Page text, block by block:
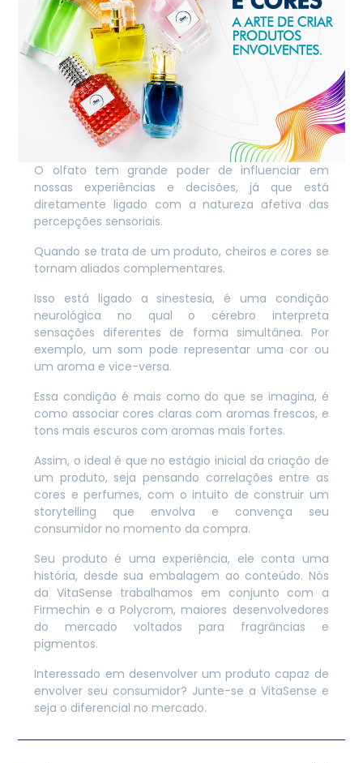
O olfato tem grande poder de influenciar em
nossas experiências e decisões, já que está
diretamente ligado com a natureza afetiva das
percepções sensoriais.
Quando se trata de um produto, cheiros e cores se
tornam aliados complementares.
Isso está ligado a sinestesia, é uma condição
neurológica no qual o cérebro interpreta
sensações diferentes de forma simultânea. Por
exemplo, um som pode representar uma cor ou
um aroma e vice-versa.
Essa condição é mais como do que se imagina, é
como associar cores claras com aromas frescos, e
tons mais escuros com aromas mais fortes.
Assim, o ideal é que no estágio inicial da criação de
um produto, seja pensando correlações entre as
cores e perfumes, com o intuito de construir um
storytelling que envolva e convença seu
consumidor no momento da compra.
Seu produto é uma experiência, ele conta uma
história, desde sua embalagem ao conteúdo. Nós
da VitaSense trabalhamos em conjunto com a
Firmechin e a Polycrom, maiores desenvolvedores
do mercado voltados para fragrâncias e
pigmentos.
Interessado em desenvolver um produto capaz de
envolver seu consumidor? Junte-se a VitaSense e
seja o diferencial no mercado.